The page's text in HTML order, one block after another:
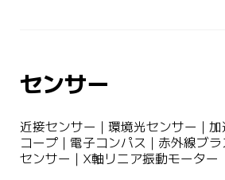
センサー
近接センサー | 環境光センサー | 加
コープ | 電子コンパス | 赤外線ブ
センサー | X軸リニア振動モーター